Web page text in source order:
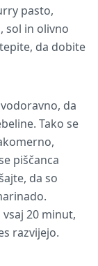
pasto,
sol in olivno
da dobite
da
Tako se
piščanca
da so
20 minut,
razvijejo.